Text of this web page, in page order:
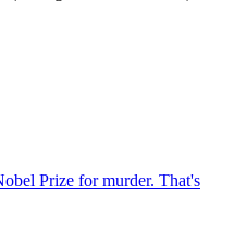
Prize for murder. That's